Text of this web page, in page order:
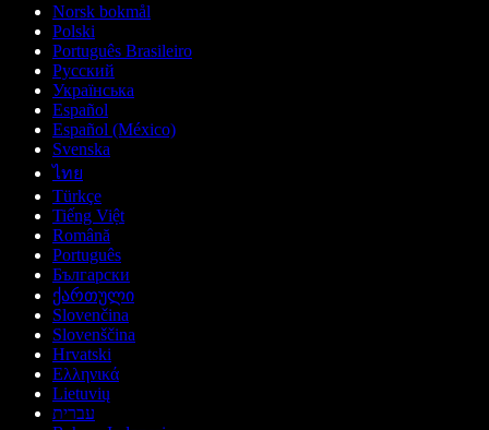
Norsk bokmål
Polski
Português Brasileiro
Русский
Українська
Español
Español (México)
Svenska
ไทย
Türkçe
Tiếng Việt
Română
Português
Български
ქართული
Slovenčina
Slovenščina
Hrvatski
Ελληνικά
Lietuvių
עברית